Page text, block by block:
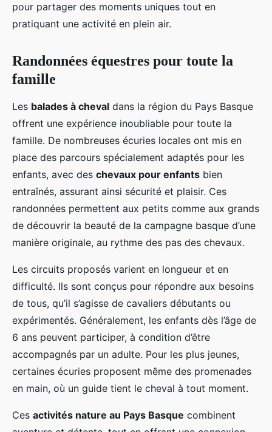
pour partager des moments uniques tout en
pratiquant une activité en plein air.
Randonnées équestres pour toute la
famille
Les balades à cheval dans la région du Pays Basque
offrent une expérience inoubliable pour toute la
famille. De nombreuses écuries locales ont mis en
place des parcours spécialement adaptés pour les
enfants, avec des chevaux pour enfants bien
entraînés, assurant ainsi sécurité et plaisir. Ces
randonnées permettent aux petits comme aux grands
de découvrir la beauté de la campagne basque d’une
manière originale, au rythme des pas des chevaux.
Les circuits proposés varient en longueur et en
difficulté. Ils sont conçus pour répondre aux besoins
de tous, qu’il s’agisse de cavaliers débutants ou
expérimentés. Généralement, les enfants dès l’âge de
6 ans peuvent participer, à condition d’être
accompagnés par un adulte. Pour les plus jeunes,
certaines écuries proposent même des promenades
en main, où un guide tient le cheval à tout moment.
Ces activités nature au Pays Basque combinent